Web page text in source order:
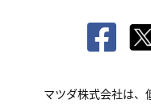
マツダ株式会社は、